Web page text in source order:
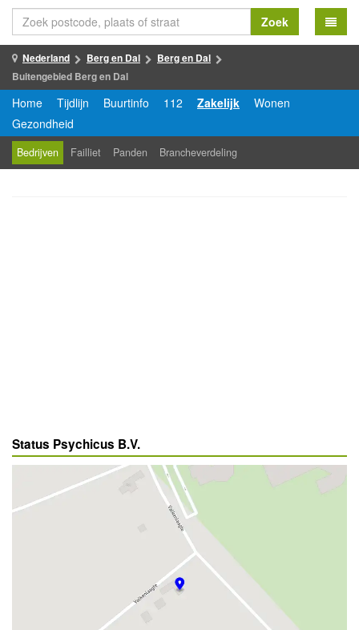
Zoek
Nederland Berg en Dal
Berg en Dal
Buitengebied Berg en Dal
Home Tijdlijn Buurtinfo 112 Zakelijk
Wonen
Gezondheid
Bedrijven Failliet Panden Brancheverdeling
Status Psychicus B.V.